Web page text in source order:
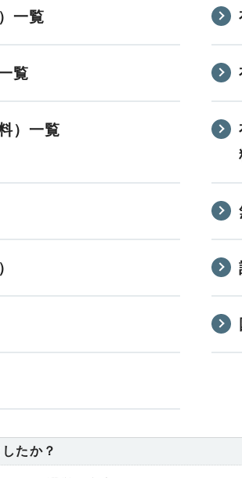
一覧
覧
）一覧
たか？